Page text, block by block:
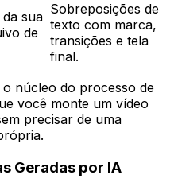
sua
de
Sobreposições de
texto com marca,
transições e tela
final.
núcleo do processo de
você monte um vídeo
precisar de uma
Geradas por IA